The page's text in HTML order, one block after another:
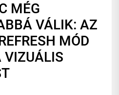
MÉG
VÁLIK: AZ
MÓD
VIZUÁLIS